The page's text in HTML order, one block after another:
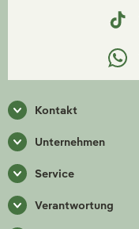
Kontakt
Unternehmen
Service
Verantwortung